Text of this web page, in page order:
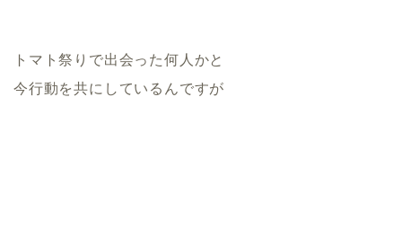
トマト祭りで出会った何人かと
今行動を共にしているんですが